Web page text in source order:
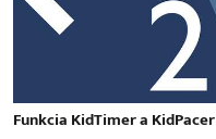
Funkcia KidTimer a KidPacer